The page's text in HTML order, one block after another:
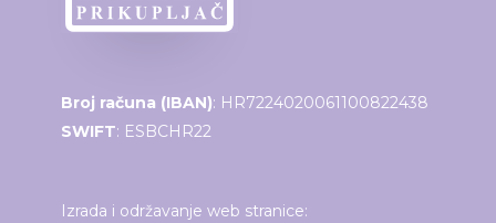
Broj računa (IBAN): HR7224020061100822438
SWIFT: ESBCHR22
Izrada i održavanje web stranice: